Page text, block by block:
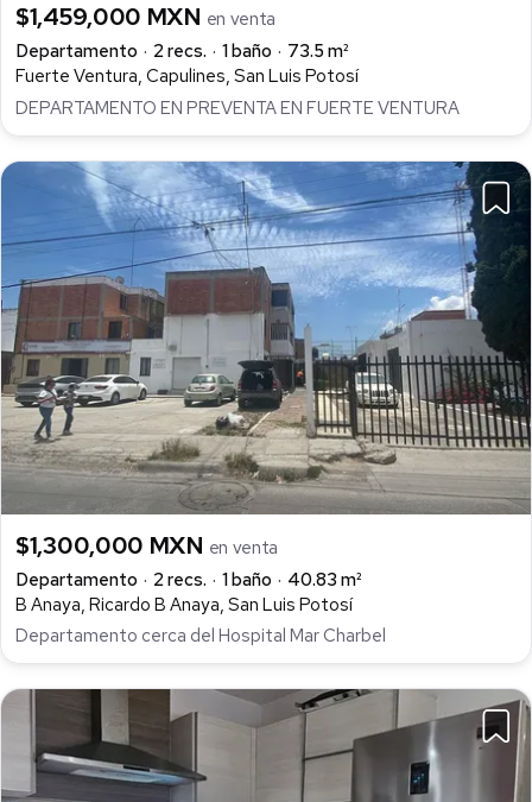
$1,459,000 MXN en venta
Departamento
2 recs. 1 baño
73.5 m²
Fuerte Ventura, Capulines, San Luis Potosí
DEPARTAMENTO EN PREVENTA EN FUERTE VENTURA
$1,300,000 MXN en venta
Departamento
2 recs. 1 baño
40.83 m²
B Anaya, Ricardo B Anaya, San Luis Potosí
Departamento cerca del Hospital Mar Charbel